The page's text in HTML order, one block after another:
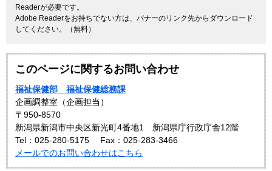
Readerが必要です。
Adobe Readerをお持ちでない方は、バナーのリンク先からダウンロード
してください。（無料）
このページに関するお問い合わせ
福祉保健部 福祉保健総務課
企画調整室（企画担当）
〒950-8570
新潟県新潟市中央区新光町4番地1 新潟県庁行政庁舎12階
Tel：025-280-5175
Fax：025-283-3466
メールでのお問い合わせはこちら